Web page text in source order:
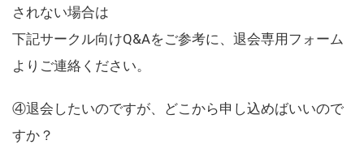
されない場合は
下記サークル向けQ&Aをご参考に、退会専用フォーム
よりご連絡ください。
④退会したいのですが、どこから申し込めばいいので
すか？